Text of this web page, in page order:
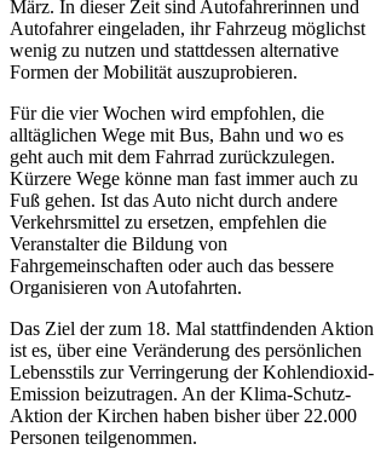
März. In dieser Zeit sind Autofahrerinnen und
Autofahrer eingeladen, ihr Fahrzeug möglichst
wenig zu nutzen und stattdessen alternative
Formen der Mobilität auszuprobieren.
Für die vier Wochen wird empfohlen, die
alltäglichen Wege mit Bus, Bahn und wo es
geht auch mit dem Fahrrad zurückzulegen.
Kürzere Wege könne man fast immer auch zu
Fuß gehen. Ist das Auto nicht durch andere
Verkehrsmittel zu ersetzen, empfehlen die
Veranstalter die Bildung von
Fahrgemeinschaften oder auch das bessere
Organisieren von Autofahrten.
Das Ziel der zum 18. Mal stattfindenden Aktion
ist es, über eine Veränderung des persönlichen
Lebensstils zur Verringerung der Kohlendioxid-
Emission beizutragen. An der Klima-Schutz-
Aktion der Kirchen haben bisher über 22.000
Personen teilgenommen.